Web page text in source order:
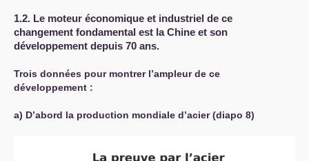
1.2. Le moteur économique et industriel de ce
changement fondamental est la Chine et son
développement depuis 70 ans.
Trois données pour montrer l’ampleur de ce
développement :
a) D’abord la production mondiale d’acier (diapo 8)